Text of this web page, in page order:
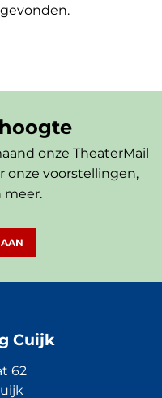
onze TheaterMail
onze voorstellingen,
meer.
Cuijk
62